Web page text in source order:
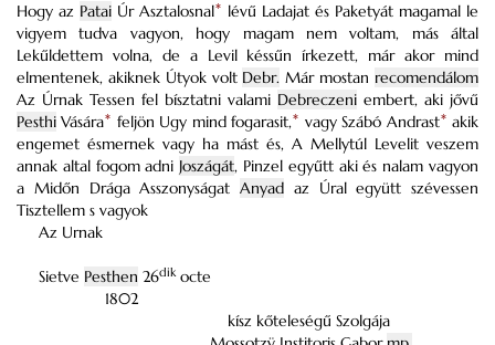
Hogy az Patai Úr Asztalosnal*
lévű Ladajat és Paketyát magamal le
vigyem tudva vagyon, hogy magam nem voltam, más által
Lekűldettem volna, de a Levil késsűn írkezett, már akor mind
elmentenek, akiknek Útyok volt Debr. Már mostan recomendálom
Az Úrnak Tessen fel bísztatni valami Debreczeni embert, aki jővű
Pesthi Vására* feljön Ugy mind fogarasit,* vagySzábó Andrast* akik
engemet ésmernek vagy ha mást és, A Mellytúl Levelit veszem
annak altal fogom adni Joszágát, Pinzel egyűtt aki és nalam vagyon
a Midőn Drága Asszonyságat Anyad az Úral együtt szévessen
Tisztellem s vagyok
Az Urnak
Sietve Pesthen 26dikocte
1802
kísz kőteleségű Szolgája